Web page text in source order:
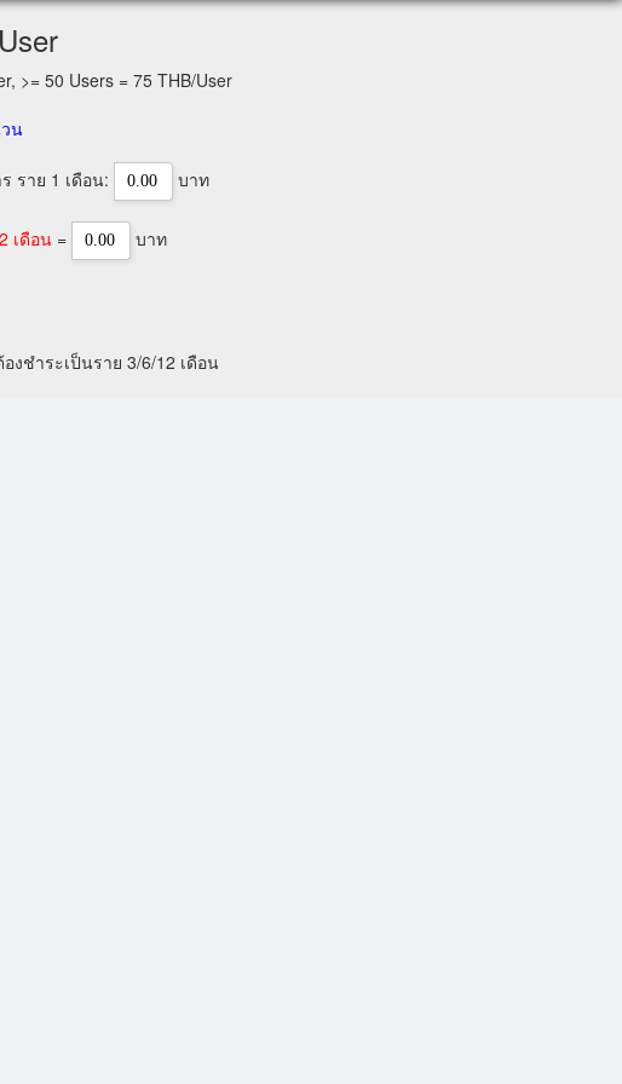
>= 50 Users = 75 THB/User
น
ราย 1 เดือน: บาท
เดือน= บาท
งชำระเป็นราย 3/6/12 เดือน